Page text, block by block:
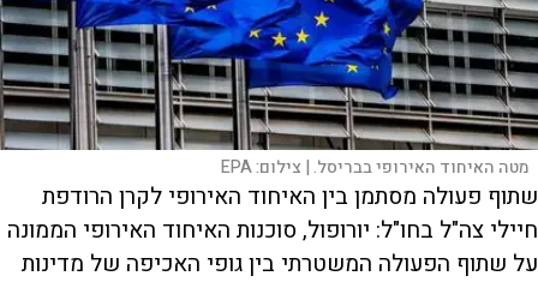
מטה האיחוד האירופי בבריסל. | צילום:EPA
שתוף פעולה מסתמן בין האיחוד האירופי לקרן הרודפת
חיילי צה"ל בחו"ל: יורופול, סוכנות האיחוד האירופי הממונה
על שתוף הפעולה המשטרתי בין גופי האכיפה של מדינות